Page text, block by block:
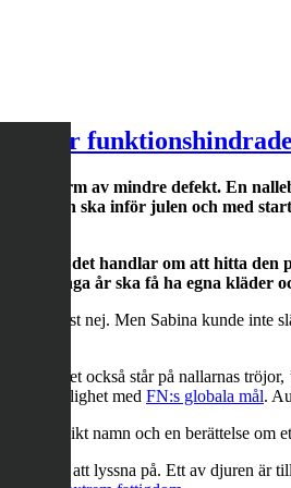
ut för
form av mindre defekt. En
och ska inför julen och med
och att det handlar om att hitta
många år ska få ha egna kläder
de först nej. Men Sabina kunde inte
vilket också står på nallarnas
i enlighet med FN:s globala mål.
ett unikt namn och en berättelse om
värd att lyssna på. Ett av djuren